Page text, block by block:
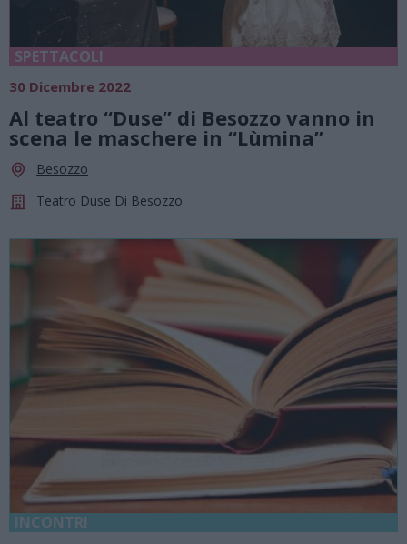
SPETTACOLI
30 Dicembre 2022
Al teatro “Duse” di Besozzo vanno in
scena le maschere in “Lùmina”
Besozzo
Teatro Duse Di Besozzo
INCONTRI